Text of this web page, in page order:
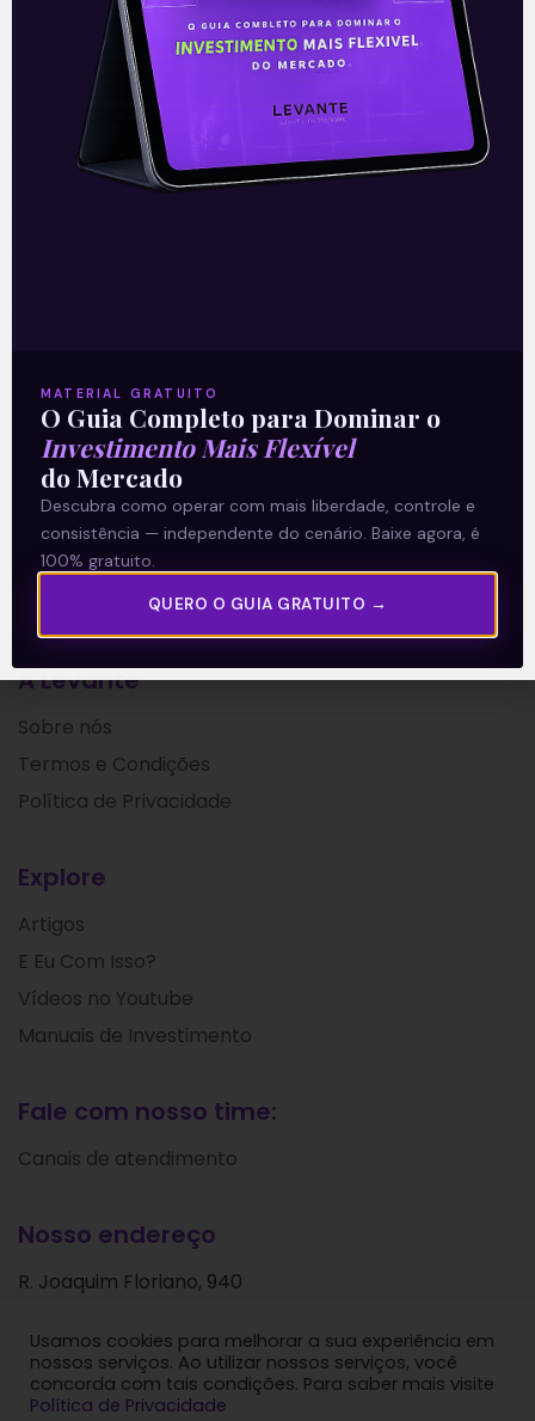
Pátria de olho no varejo
Leia mais
28/05/2021
A Levante
Sobre nós
Termos e Condições
Política de Privacidade
Explore
Artigos
E Eu Com Isso?
Vídeos no Youtube
Manuais de Investimento
Fale com nosso time:
Canais de atendimento
Nosso endereço
R. Joaquim Floriano, 940
São Paulo - SP
CEP: 04534-004
Usamos cookies para melhorar a sua experiência em
nossos serviços. Ao utilizar nossos serviços, você
concorda com tais condições. Para saber mais visite
Política de Privacidade
MATERIAL GRATUITO
O Guia Completo para Dominar o
Investimento Mais Flexível
do Mercado
Descubra como operar com mais liberdade, controle e
consistência — independente do cenário. Baixe agora, é
100% gratuito.
QUERO O GUIA GRATUITO →